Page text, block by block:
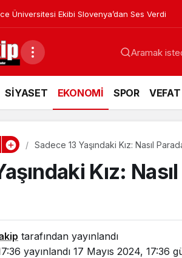
Üniversitesi Ekibi Slovenya’dan Ses Verdi
SİYASET EKONOMİ SPOR VEFAT
Sadece 13 Yaşındaki Kız: Nasıl
Kız:
tarafından yayınlandı
yayınlandı 17 Mayıs 2024, 17:36